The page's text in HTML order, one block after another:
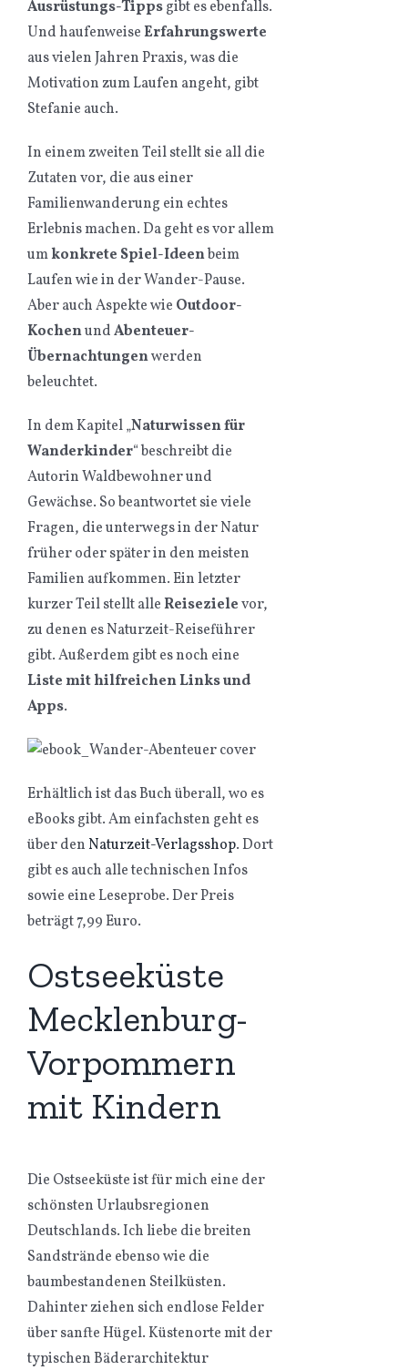
Ausrüstungs-Tippsgibt es ebenfalls.
Und haufenweiseErfahrungswerte
aus vielen Jahren Praxis, was die
Motivation zum Laufen angeht, gibt
Stefanie auch.
In einem zweiten Teil stellt sie all die
Zutaten vor, die aus einer
Familienwanderung ein echtes
Erlebnis machen. Da geht es vor allem
umkonkrete Spiel-Ideenbeim
Laufen wie in der Wander-Pause.
Aber auch Aspekte wie Outdoor-
KochenundAbenteuer-
Übernachtungenwerden
beleuchtet.
In dem Kapitel „Naturwissen für
Wanderkinder“ beschreibt die
Autorin Waldbewohner und
Gewächse. So beantwortet sie viele
Fragen, die unterwegs in der Natur
früher oder später in den meisten
Familien aufkommen. Ein letzter
kurzer Teil stellt alleReisezielevor,
zu denen es Naturzeit-Reiseführer
gibt. Außerdem gibt es noch eine
Liste mit hilfreichen Links und
Apps.
Erhältlich ist das Buch überall, wo es
eBooks gibt. Am einfachsten geht es
über den Naturzeit-Verlagsshop. Dort
gibt es auch alle technischen Infos
sowie eine Leseprobe. Der Preis
beträgt 7,99 Euro.
Ostseeküste
Mecklenburg-
Vorpommern
mit Kindern
Die Ostseeküste ist für mich eine der
schönsten Urlaubsregionen
Deutschlands. Ich liebe die breiten
Sandstrände ebenso wie die
baumbestandenen Steilküsten.
Dahinter ziehen sich endlose Felder
über sanfte Hügel. Küstenorte mit der
typischen Bäderarchitektur